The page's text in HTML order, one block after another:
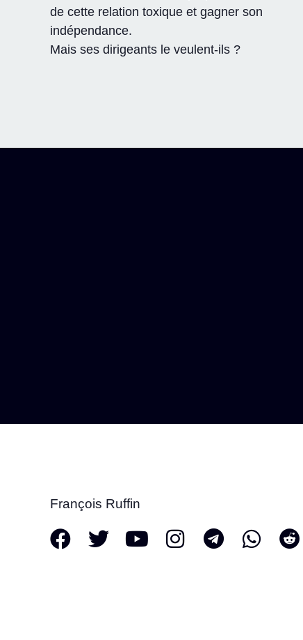
de cette relation toxique et gagner son
indépendance.
Mais ses dirigeants le veulent-ils ?
François Ruffin